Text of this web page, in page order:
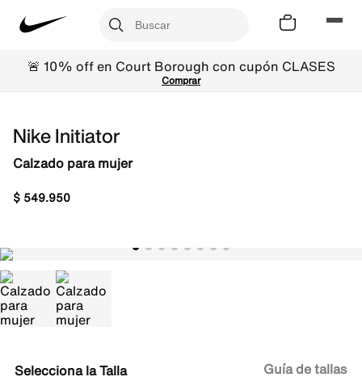
🚨 10% off en Court Borough con cupón CLASES
Comprar
Nike Initiator
Calzado para mujer
$ 549.950
Talla Guía de tallas